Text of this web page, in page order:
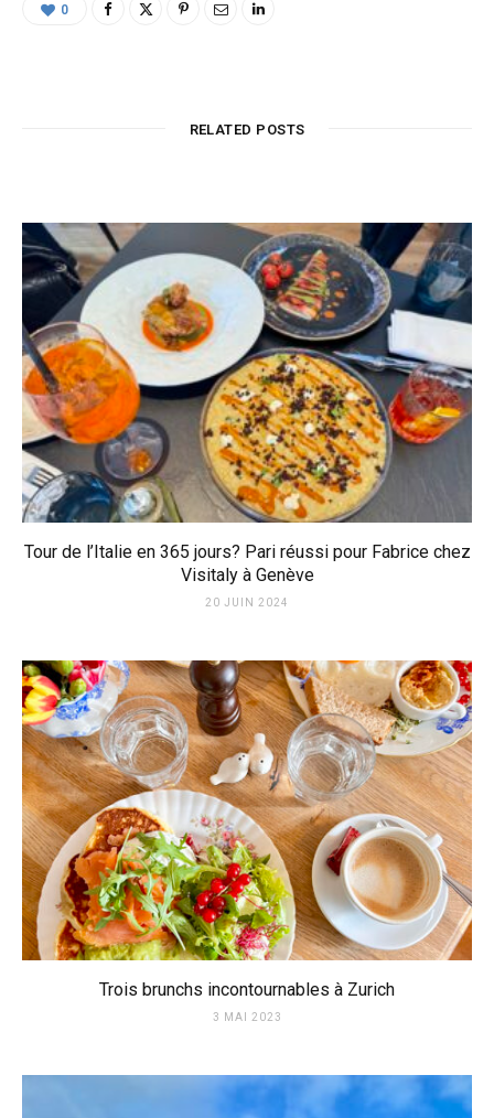
0
RELATED POSTS
Tour de l’Italie en 365 jours? Pari réussi pour Fabrice chez
Visitaly à Genève
20 JUIN 2024
Trois brunchs incontournables à Zurich
3 MAI 2023